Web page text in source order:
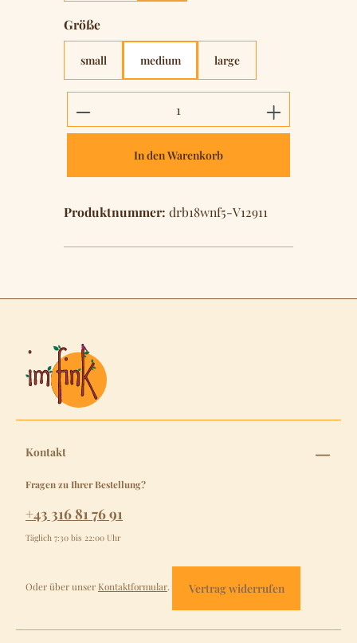
Größeauswählen
small medium large
Produkt Anzahl: Gib den
In den Warenkorb
Produktnummer: drb18wnf5-V12911
Kontakt
Fragen zu Ihrer Bestellung?
+43 316 81 76 91
Täglich 7:30 bis 22:00 Uhr
Oder über unser Kontaktformular. Vertrag widerrufen